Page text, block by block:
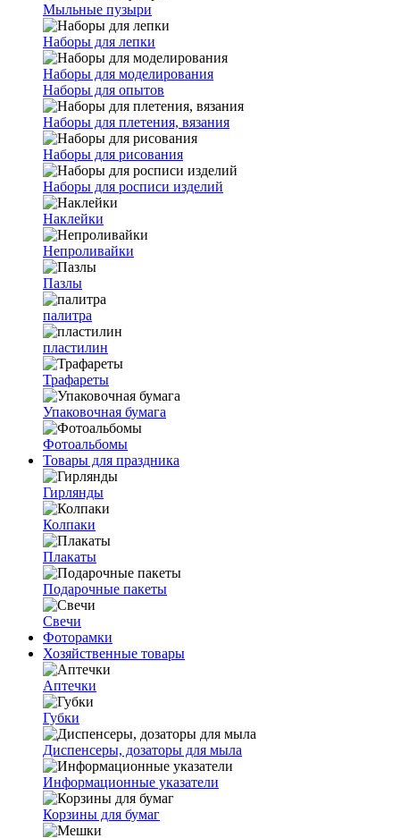
Мыльные пузыри
Наборы для лепки
Наборы для моделирования
Наборы для опытов
Наборы для плетения, вязания
Наборы для рисования
Наборы для росписи изделий
Наклейки
Непроливайки
Пазлы
палитра
пластилин
Трафареты
Упаковочная бумага
Фотоальбомы
Товары для праздника
Гирлянды
Колпаки
Плакаты
Подарочные пакеты
Свечи
Фоторамки
Хозяйственные товары
Аптечки
Губки
Диспенсеры, дозаторы для мыла
Информационные указатели
Корзины для бумаг